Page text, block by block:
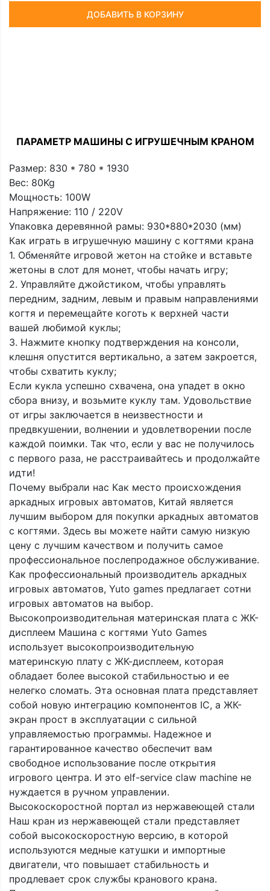
ДОБАВИТЬ В КОРЗИНУ
ПАРАМЕТР МАШИНЫ С ИГРУШЕЧНЫМ КРАНОМ
Размер: 830 * 780 * 1930
Вес: 80Kg
Мощность: 100W
Напряжение: 110 / 220V
Упаковка деревянной рамы: 930*880*2030 (мм)
Как играть в игрушечную машину с когтями крана
1. Обменяйте игровой жетон на стойке и вставьте
жетоны в слот для монет, чтобы начать игру;
2. Управляйте джойстиком, чтобы управлять
передним, задним, левым и правым направлениями
когтя и перемещайте коготь к верхней части
вашей любимой куклы;
3. Нажмите кнопку подтверждения на консоли,
клешня опустится вертикально, а затем закроется,
чтобы схватить куклу;
Если кукла успешно схвачена, она упадет в окно
сбора внизу, и возьмите куклу там. Удовольствие
от игры заключается в неизвестности и
предвкушении, волнении и удовлетворении после
каждой поимки. Так что, если у вас не получилось
с первого раза, не расстраивайтесь и продолжайте
идти!
Почему выбрали нас Как место происхождения
аркадных игровых автоматов, Китай является
лучшим выбором для покупки аркадных автоматов
с когтями. Здесь вы можете найти самую низкую
цену с лучшим качеством и получить самое
профессиональное послепродажное обслуживание.
Как профессиональный производитель аркадных
игровых автоматов, Yuto games предлагает сотни
игровых автоматов на выбор.
Высокопроизводительная материнская плата с ЖК-
дисплеем Машина с когтями Yuto Games
использует высокопроизводительную
материнскую плату с ЖК-дисплеем, которая
обладает более высокой стабильностью и ее
нелегко сломать. Эта основная плата представляет
собой новую интеграцию компонентов IC, а ЖК-
экран прост в эксплуатации с сильной
управляемостью программы. Надежное и
гарантированное качество обеспечит вам
свободное использование после открытия
игрового центра. И это elf-service claw machine не
нуждается в ручном управлении.
Высокоскоростной портал из нержавеющей стали
Наш кран из нержавеющей стали представляет
собой высокоскоростную версию, в которой
используются медные катушки и импортные
двигатели, что повышает стабильность и
продлевает срок службы кранового крана.